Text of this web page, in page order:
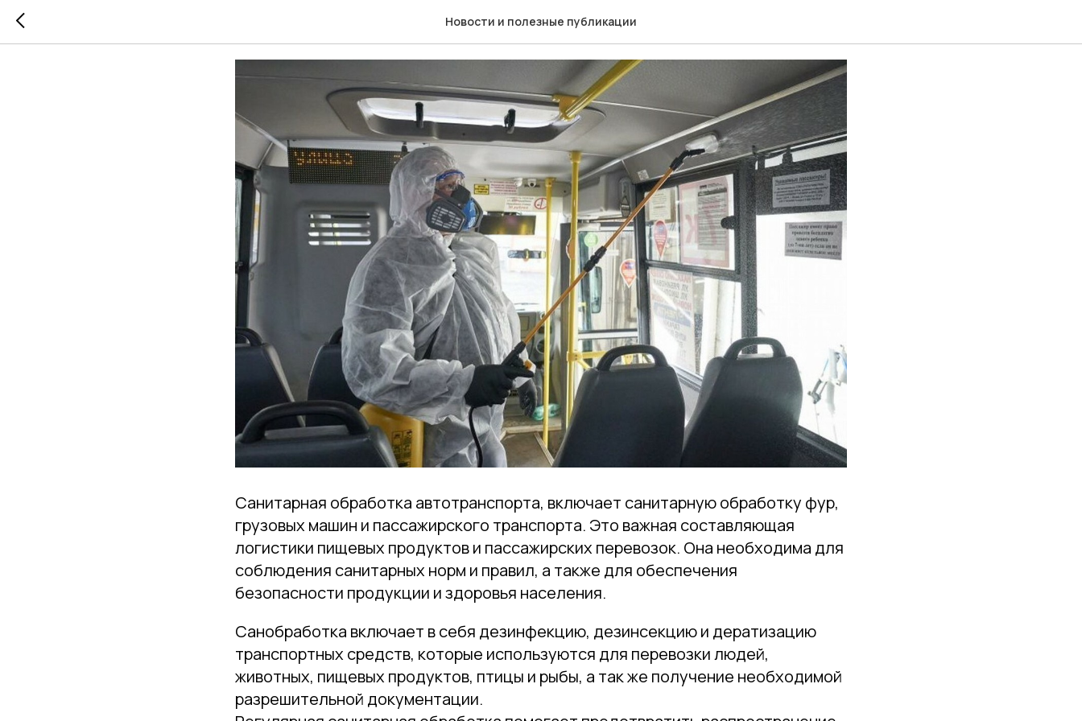
Новости и полезные публикации
Санитарная обработка автотранспорта
Санитарная обработка автотранспорта, включает санитарную обработку фур,
грузовых машин и пассажирского транспорта. Это важная составляющая
логистики пищевых продуктов и пассажирских перевозок. Она необходима для
соблюдения санитарных норм и правил, а также для обеспечения
безопасности продукции и здоровья населения.
Санобработка включает в себя дезинфекцию, дезинсекцию и дератизацию
транспортных средств, которые используются для перевозки людей,
животных, пищевых продуктов, птицы и рыбы, а так же получение необходимой
разрешительной документации.